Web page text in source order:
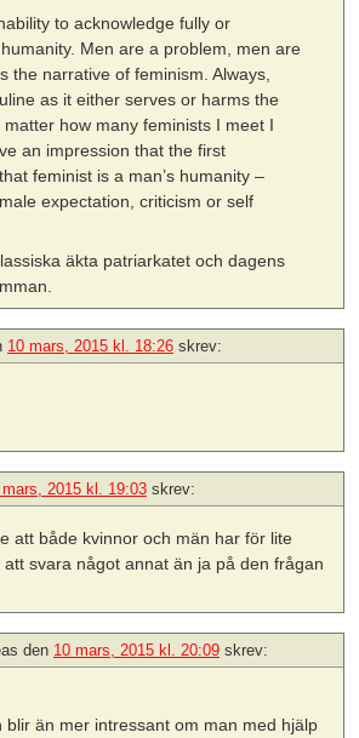
to acknowledge fully or
Men are a problem, men are
the narrative of feminism. Always,
as it either serves or harms the
how many feminists I meet I
an impression that the first
feminist is a man’s humanity –
expectation, criticism or self
äkta patriarkatet och dagens
10 mars, 2015 kl. 18:26 skrev:
mars, 2015 kl. 19:03 skrev:
att både kvinnor och män har för lite
svara något annat än ja på den frågan
den 10 mars, 2015 kl. 20:09 skrev:
blir än mer intressant om man med hjälp